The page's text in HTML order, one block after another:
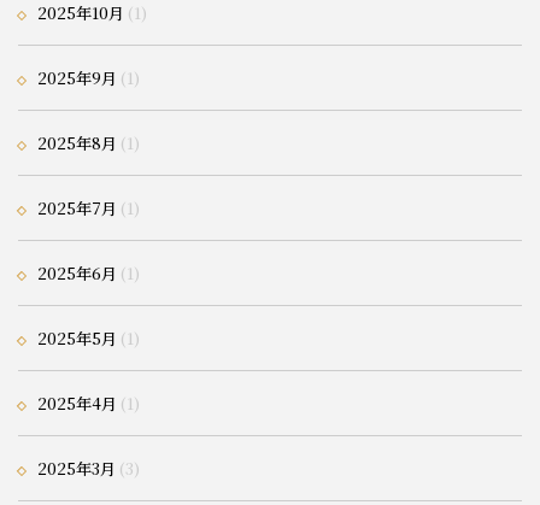
2025年10月 (1)
2025年9月 (1)
2025年8月 (1)
2025年7月 (1)
2025年6月 (1)
2025年5月 (1)
2025年4月 (1)
2025年3月 (3)